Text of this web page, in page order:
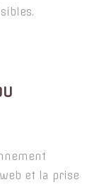
et la prise